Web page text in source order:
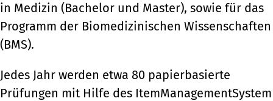
in Medizin (Bachelor und Master), sowie für das
Programm der Biomedizinischen Wissenschaften
(BMS).
Jedes Jahr werden etwa 80 papierbasierte
Prüfungen mit Hilfe des ItemManagementSystem